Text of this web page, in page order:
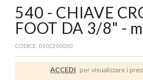
540 - CHIAVE
FOOT DA 3/8" -
CODICE: 0102200030
ACCEDI per visualizzare i